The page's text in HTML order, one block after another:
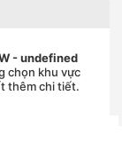
- undefined
chọn khu vực
thêm chi tiết.